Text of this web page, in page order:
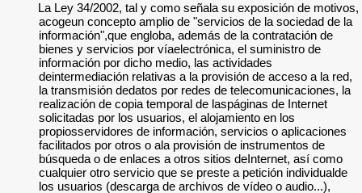
La Ley 34/2002, tal y como señala su exposición de motivos,
acogeun concepto amplio de "servicios de la sociedad de la
información",que engloba, además de la contratación de
bienes y servicios por víaelectrónica, el suministro de
información por dicho medio, las actividades
deintermediación relativas a la provisión de acceso a la red,
la transmisión dedatos por redes de telecomunicaciones, la
realización de copia temporal de laspáginas de Internet
solicitadas por los usuarios, el alojamiento en los
propiosservidores de información, servicios o aplicaciones
facilitados por otros o ala provisión de instrumentos de
búsqueda o de enlaces a otros sitios deInternet, así como
cualquier otro servicio que se preste a petición individualde
los usuarios (descarga de archivos de vídeo o audio...),